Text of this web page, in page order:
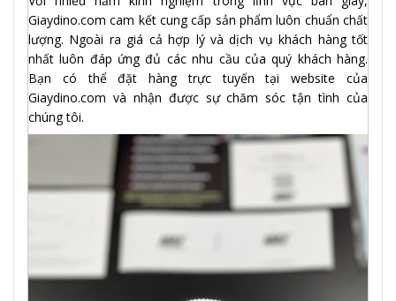
Giaydino.com cam kết cung cấp sản phẩm luôn chuẩn chất
lượng. Ngoài ra giá cả hợp lý và dịch vụ khách hàng tốt
nhất luôn đáp ứng đủ các nhu cầu của quý khách hàng.
Bạn có thể đặt hàng trực tuyến tại website của
Giaydino.com và nhận được sự chăm sóc tận tình của
chúng tôi.